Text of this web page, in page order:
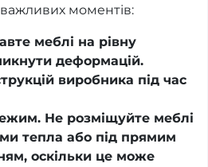
моментів:
меблі на рівну
деформацій.
виробника під час
Не розміщуйте меблі
тепла або під прямим
оскільки це може